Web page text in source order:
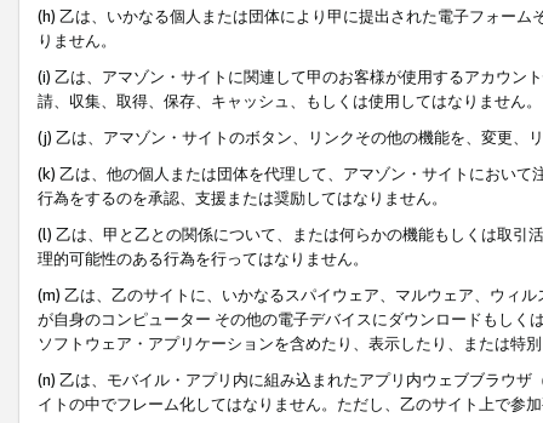
(h) 乙は、いかなる個人または団体により甲に提出された電子フォー
りません。
(i) 乙は、アマゾン・サイトに関連して甲のお客様が使用するアカウン
請、収集、取得、保存、キャッシュ、もしくは使用してはなりません。
(j) 乙は、アマゾン・サイトのボタン、リンクその他の機能を、変更、
(k) 乙は、他の個人または団体を代理して、アマゾン・サイトにおい
行為をするのを承認、支援または奨励してはなりません。
(l) 乙は、甲と乙との関係について、または何らかの機能もしくは取
理的可能性のある行為を行ってはなりません。
(m) 乙は、乙のサイトに、いかなるスパイウェア、マルウェア、ウィ
が自身のコンピューター その他の電子デバイスにダウンロードもし
ソフトウェア・アプリケーションを含めたり、表示したり、または特
(n) 乙は、モバイル・アプリ内に組み込まれたアプリ内ウェブブラウ
イトの中でフレーム化してはなりません。ただし、乙のサイト上で参